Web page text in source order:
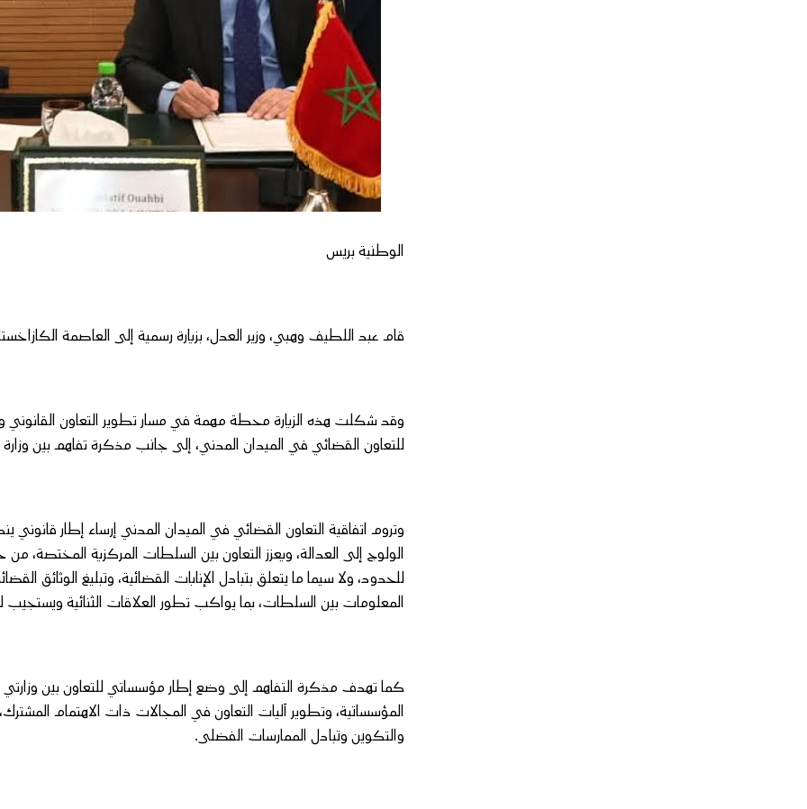
الوطنية بريس
قام عبد اللطيف وهبي، وزير العدل، بزيارة رسمية إلى العاصمة
وقد شكلت هذه الزيارة محطة مهمة في مسار تطوير التعاون القانوني
للتعاون القضائي في الميدان المدني، إلى جانب مذكرة تفاهم بين وزارة
وتروم اتفاقية التعاون القضائي في الميدان المدني إرساء إطار قانوني
الولوج إلى العدالة، ويعزز التعاون بين السلطات المركزية المختصة،
للحدود، ولا سيما ما يتعلق بتبادل الإنابات القضائية، وتبليغ الوثائق
المعلومات بين السلطات، بما يواكب تطور العلاقات الثنائية
كما تهدف مذكرة التفاهم إلى وضع إطار مؤسساتي للتعاون بين وزارتي
المؤسساتية، وتطوير آليات التعاون في المجالات ذات الاهتمام
والتكوين وتبادل الممارسات الفضلى.